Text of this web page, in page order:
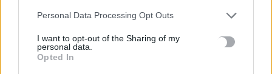
Personal Data Processing Opt Outs
I want to opt-out of the Sharing of my
personal data.
Opted In
8 Αυγούστου, 2026